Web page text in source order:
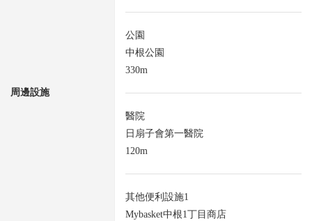
周邊設施
公園
中根公園
330m
醫院
日扇子會第一醫院
120m
其他便利設施1
Mybasket中根1丁目商店